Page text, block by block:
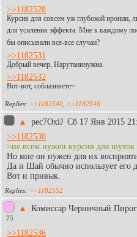
>>1182528
Курсив для совсем уж глубокой иронии,
для усиления эффекта. Мне к каждому
бы описывали все-все случаи?
>>1182531
Добрый вечер, Нарутанинужна.
>>1182532
Вот-вот, соблазняете~
>>1182540 >>1182546
▲ pec7OxiJ Сб 17 Янв 2015
>>1182530
>не всем нужен курсив для шуток
Но мне он нужен для их
Да и Шай обычно использует его
Вот и привык.
>>1182552
▲ Комиссар Черничный Пирог
75
>>1182536